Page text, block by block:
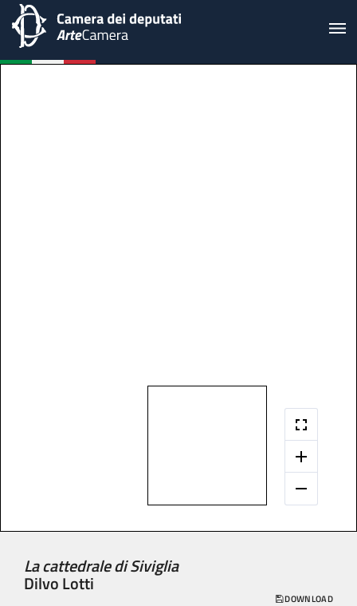
La cattedrale di Siviglia
Dilvo Lotti
DOWNLOAD